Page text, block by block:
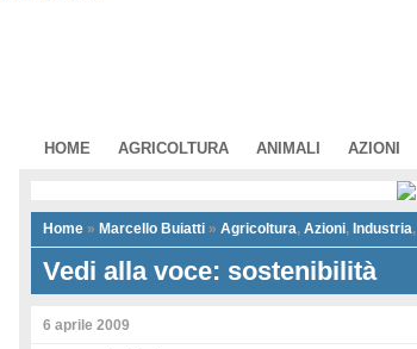
HOME AGRICOLTURA ANIMALI AZIONI
Home » Marcello Buiatti » Agricoltura, Azioni, Industria,
Vedi alla voce: sostenibilità
6 aprile 2009